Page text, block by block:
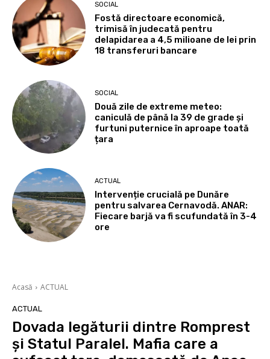
SOCIAL
Fostă directoare economică,
trimisă în judecată pentru
delapidarea a 4,5 milioane de lei prin
18 transferuri bancare
SOCIAL
Două zile de extreme meteo:
caniculă de până la 39 de grade și
furtuni puternice în aproape toată
țara
ACTUAL
Intervenție crucială pe Dunăre
pentru salvarea Cernavodă. ANAR:
Fiecare barjă va fi scufundată în 3-4
ore